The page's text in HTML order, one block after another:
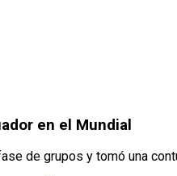
en el Mundial
de grupos y tomó una